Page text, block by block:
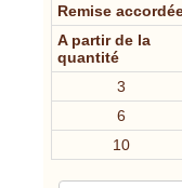
Remise
A partir de la
quantité
3
6
10